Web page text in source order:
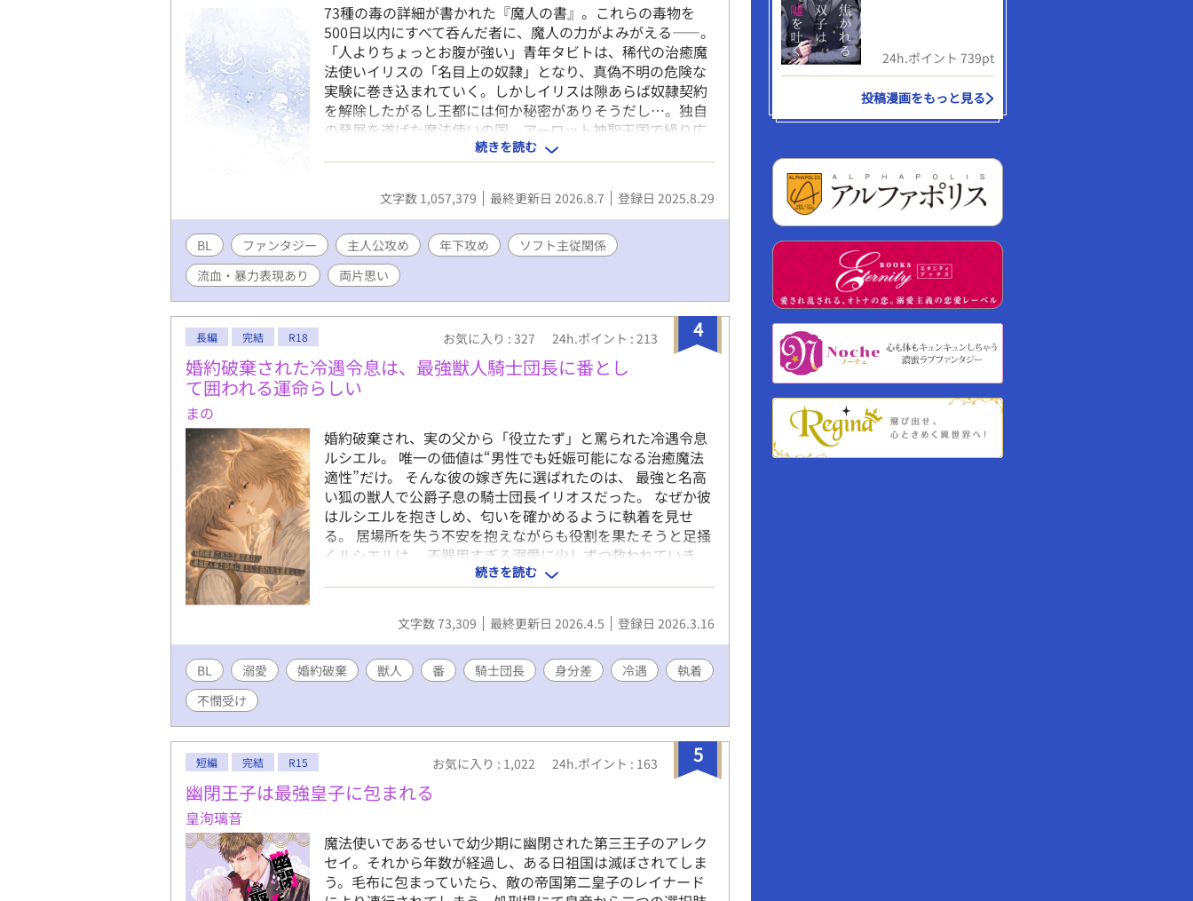
73種の毒の詳細が書かれた『魔人の書』。これらの毒物を
500日以内にすべて呑んだ者に、魔人の力がよみがえる――。
「人よりちょっとお腹が強い」青年タビトは、稀代の治癒魔
法使いイリスの「名目上の奴隷」となり、真偽不明の危険な
実験に巻き込まれていく。しかしイリスは隙あらば奴隷契約
を解除したがるし王都には何か秘密がありそうだし…。独自
の発展を遂げた魔法使いの国、アーロット神聖王国で繰り広
げられる希望と救済の物語。 褐色肌・野生系男子の年下主人
公攻め×薄幸・美形・年齢不詳だが年上っぽい受け。 ※恋愛
も物語もゆっくり進行です。ちゃんと告白してチューするま
で20万字、初セッまで50万字程度かかります。 ※R18描写・
い。
続きを読む
文字数 1,057,379 最終更新日 2026.8.7 登録日 2025.8.29
BL ファンタジー 主人公攻め 年下攻め
ソフト主従関係
流血・暴力表現あり
両片思い
4
長編 完結 R18 お気に入り : 327 24h.ポイント : 213
婚約破棄された冷遇令息は、最強獣人騎士団長に番とし
て囲われる運命らしい
まの
婚約破棄され、実の父から「役立たず」と罵られた冷遇令息
ルシエル。 唯一の価値は“男性でも妊娠可能になる治癒魔法
適性”だけ。 そんな彼の嫁ぎ先に選ばれたのは、 最強と名高
い狐の獣人で公爵子息の騎士団長イリオスだった。 なぜか彼
はルシエルを抱きしめ、匂いを確かめるように執着を見せ
る。 居場所を失う不安を抱えながらも役割を果たそうと足掻
くルシエルは、 不器用すぎる溺愛に少しずつ救われていき
――。 自分の価値を信じられない冷遇令息が “番として囲わ
れる運命”に翻弄されながら 最強の獣人に心ごと守られてい
く溺愛ロマンス。 ※本編全21話／毎日21時更新 ※アルファ
ポリス／ムーンライトノベルズ 同時連載 ※R18
続きを読む
文字数 73,309 最終更新日 2026.4.5 登録日 2026.3.16
BL 溺愛 婚約破棄 獣人 番 騎士団長 身分差 冷遇
執着
不憫受け
5
短編 完結 R15 お気に入り : 1,022 24h.ポイント : 163
幽閉王子は最強皇子に包まれる
皇洵璃音
魔法使いであるせいで幼少期に幽閉された第三王子のアレク
セイ。それから年数が経過し、ある日祖国は滅ぼされてしま
う。毛布に包まっていたら、敵の帝国第二皇子のレイナード
24h.ポイント 739pt
投稿漫画をもっと見る